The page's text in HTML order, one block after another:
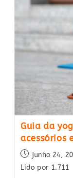
Guia da
acessórios
Post
published:
junho 24,
Lido por 1.711